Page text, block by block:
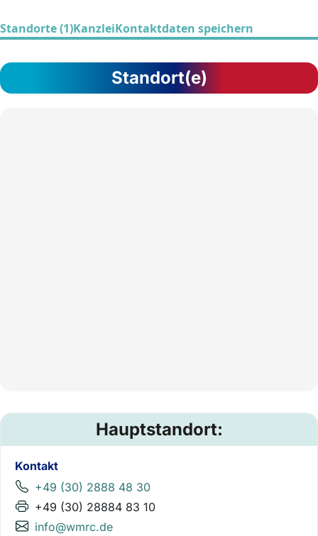
Standorte (1)KanzleiKontaktdaten speichern
Standort(e)
Hauptstandort:
Kontakt
+49 (30) 2888 48 30
+49 (30) 28884 83 10
info@wmrc.de